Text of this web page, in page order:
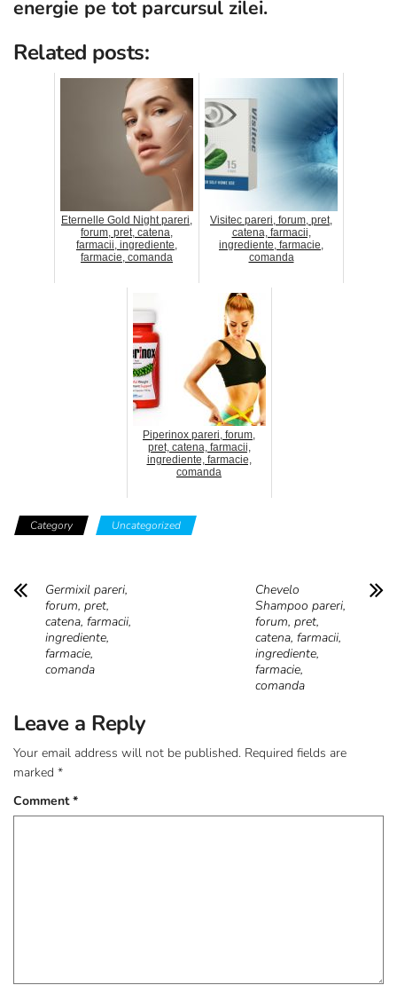
energie pe tot parcursul zilei.
Related posts:
Eternelle Gold Night pareri,
forum, pret, catena,
farmacii, ingrediente,
farmacie, comanda
Visitec pareri, forum, pret,
catena, farmacii,
ingrediente, farmacie,
comanda
Piperinox pareri, forum,
pret, catena, farmacii,
ingrediente, farmacie,
comanda
Category Uncategorized
Germixil pareri,
forum, pret,
catena, farmacii,
ingrediente,
farmacie,
comanda
Chevelo
Shampoo pareri,
forum, pret,
catena, farmacii,
ingrediente,
farmacie,
comanda
Leave a Reply
Your email address will not be published. Required fields are
marked *
Comment*